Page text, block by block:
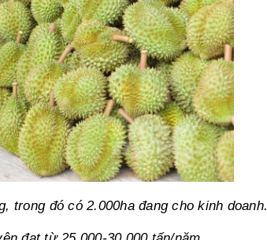
trong đó có 2.000ha đang cho kinh doanh.